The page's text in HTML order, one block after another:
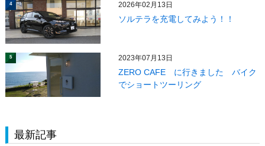
4 2026年02月13日
ソルテラを充電してみよう！！
5 2023年07月13日
ZERO CAFE に行きました バイク
でショートツーリング
最新記事